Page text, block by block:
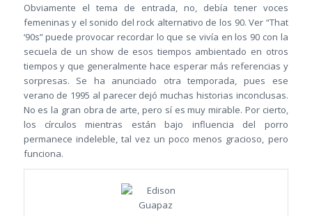
Obviamente el tema de entrada, no, debía tener voces
femeninas y el sonido del rock alternativo de los 90. Ver “That
‘90s” puede provocar recordar lo que se vivía en los 90 con la
secuela de un show de esos tiempos ambientado en otros
tiempos y que generalmente hace esperar más referencias y
sorpresas. Se ha anunciado otra temporada, pues ese
verano de 1995 al parecer dejó muchas historias inconclusas.
No es la gran obra de arte, pero sí es muy mirable. Por cierto,
los círculos mientras están bajo influencia del porro
permanece indeleble, tal vez un poco menos gracioso, pero
funciona.